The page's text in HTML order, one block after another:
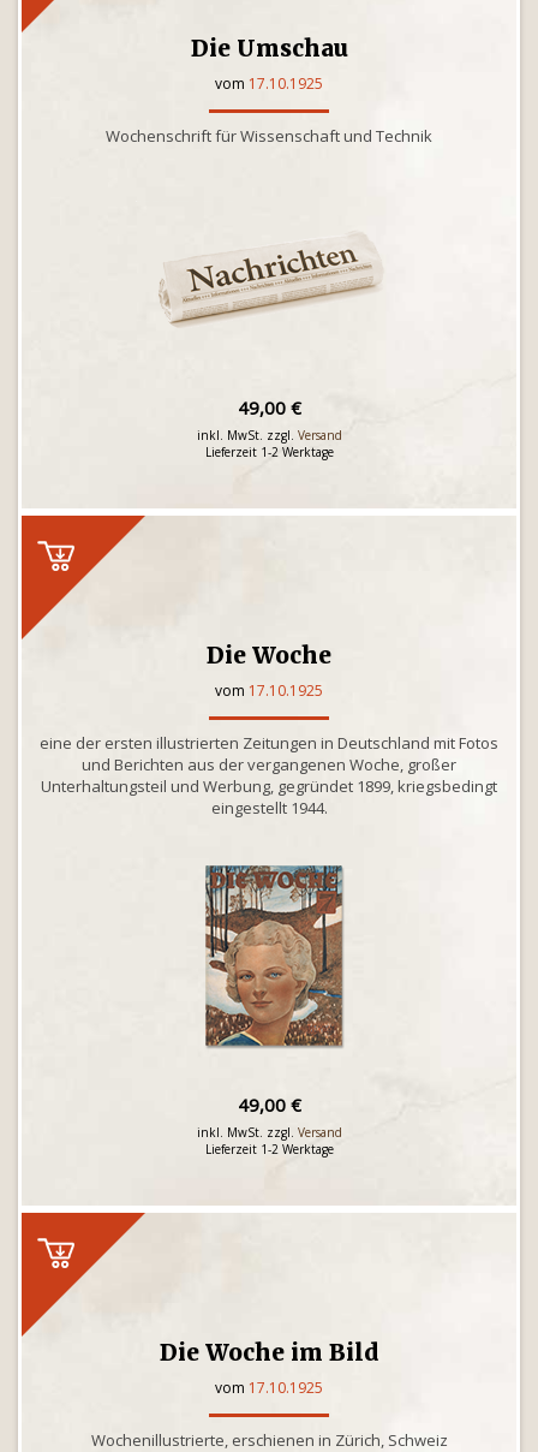
Die Umschau
vom 17.10.1925
Wochenschrift für Wissenschaft und Technik
49,00 €
inkl. MwSt. zzgl. Versand
Lieferzeit 1-2 Werktage
Die Woche
vom 17.10.1925
eine der ersten illustrierten Zeitungen in Deutschland mit Fotos
und Berichten aus der vergangenen Woche, großer
Unterhaltungsteil und Werbung, gegründet 1899, kriegsbedingt
eingestellt 1944.
49,00 €
inkl. MwSt. zzgl. Versand
Lieferzeit 1-2 Werktage
Die Woche im Bild
vom 17.10.1925
Wochenillustrierte, erschienen in Zürich, Schweiz